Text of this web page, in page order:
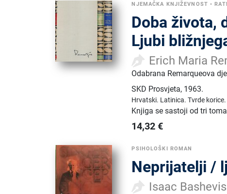
NJEMAČKA KNJIŽEVNOST •
Doba života,
Ljubi
Erich Maria
Odabrana Remarqueova
SKD Prosvjeta, 1963.
Hrvatski. Latinica.Tvrde korice.
Knjiga se sastoji od tri toma
14,32 €
PSIHOLOŠKI ROMAN
Neprijatelji /
Isaac